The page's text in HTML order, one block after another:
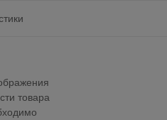
товара